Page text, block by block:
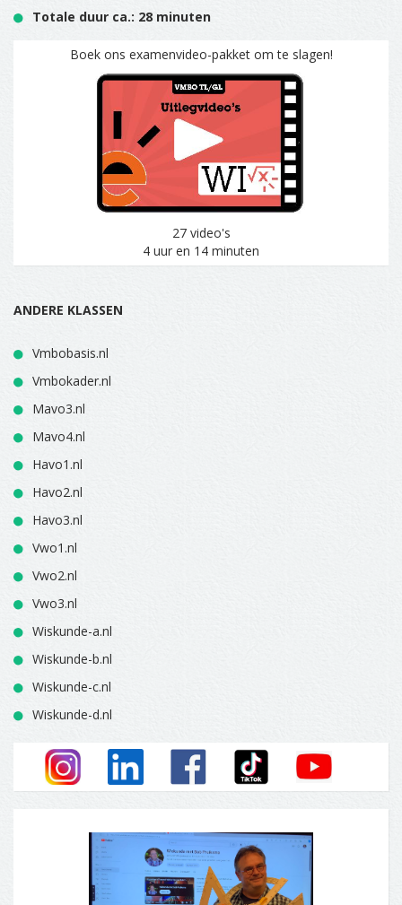
Totale duur ca.: 28 minuten
Boek ons examenvideo-pakket om te slagen!
27 video's
4 uur en 14 minuten
ANDERE KLASSEN
Vmbobasis.nl
Vmbokader.nl
Mavo3.nl
Mavo4.nl
Havo1.nl
Havo2.nl
Havo3.nl
Vwo1.nl
Vwo2.nl
Vwo3.nl
Wiskunde-a.nl
Wiskunde-b.nl
Wiskunde-c.nl
Wiskunde-d.nl